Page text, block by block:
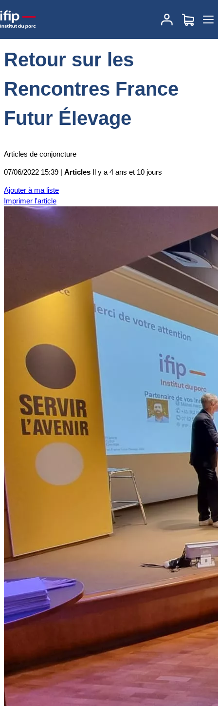
Accueil
Retour sur les Rencontres France Futur
Élevage
Retour sur les
Rencontres France
Futur Élevage
Articles de conjoncture
07/06/2022 15:39 | Articles Il y a 4 ans et 10 jours
Ajouter à ma liste
Imprimer l'article